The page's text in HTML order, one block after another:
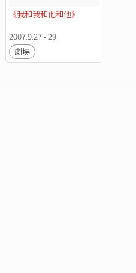
《我和我和他和他》
2007.9.27 - 29
劇場